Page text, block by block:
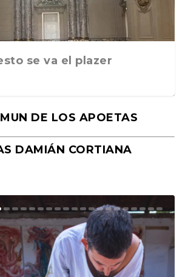
se va el plazer
Lyra Ekström Lindbäck.
de Car...
de Hugo Gonçalves.
Asteroid...
ha sido el gran amor de
del Ritz», de Philippe
de editorial, noches de
DE LOS APOETAS
DAMIÁN CORTIANA